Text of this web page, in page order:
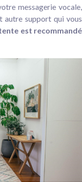
messagerie vocale,
autre support qui vous
est recommandé